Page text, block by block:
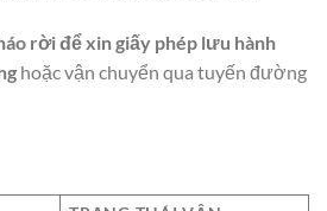
rời để xin giấy phép lưu hành
hoặc vận chuyển qua tuyến đường